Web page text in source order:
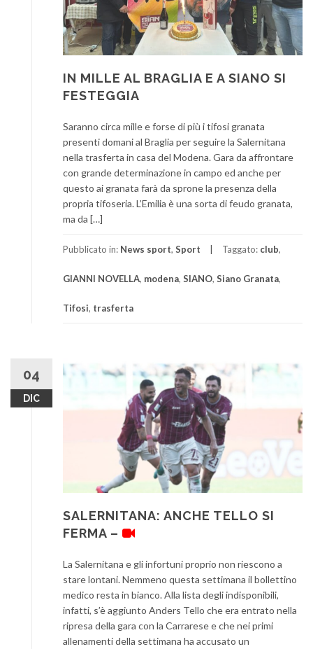
IN MILLE AL BRAGLIA E A SIANO SI
FESTEGGIA
Saranno circa mille e forse di più i tifosi granata
presenti domani al Braglia per seguire la Salernitana
nella trasferta in casa del Modena. Gara da affrontare
con grande determinazione in campo ed anche per
questo ai granata farà da sprone la presenza della
propria tifoseria. L’Emilia è una sorta di feudo granata,
ma da […]
Pubblicato in: News sport, Sport Taggato: club,
GIANNI NOVELLA, modena, SIANO, Siano Granata,
Tifosi, trasferta
04
DIC
SALERNITANA: ANCHE TELLO SI
FERMA –
La Salernitana e gli infortuni proprio non riescono a
stare lontani. Nemmeno questa settimana il bollettino
medico resta in bianco. Alla lista degli indisponibili,
infatti, s’è aggiunto Anders Tello che era entrato nella
ripresa della gara con la Carrarese e che nei primi
allenamenti della settimana ha accusato un